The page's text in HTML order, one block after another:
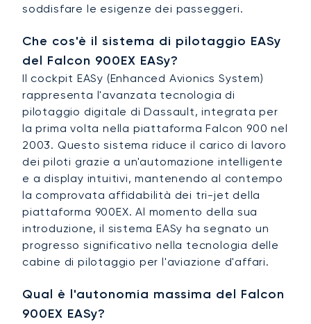
soddisfare le esigenze dei passeggeri.
Che cos'è il sistema di pilotaggio EASy
del Falcon 900EX EASy?
Il cockpit EASy (Enhanced Avionics System)
rappresenta l'avanzata tecnologia di
pilotaggio digitale di Dassault, integrata per
la prima volta nella piattaforma Falcon 900 nel
2003. Questo sistema riduce il carico di lavoro
dei piloti grazie a un'automazione intelligente
e a display intuitivi, mantenendo al contempo
la comprovata affidabilità dei tri-jet della
piattaforma 900EX. Al momento della sua
introduzione, il sistema EASy ha segnato un
progresso significativo nella tecnologia delle
cabine di pilotaggio per l'aviazione d'affari.
Qual è l'autonomia massima del Falcon
900EX EASy?